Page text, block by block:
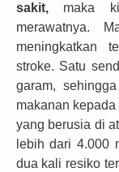
sakit, maka
merawatnya.
meningkatkan
stroke. Satu
garam,
makanan kepada
yang berusia di
lebih dari 4.000
dua kali resiko